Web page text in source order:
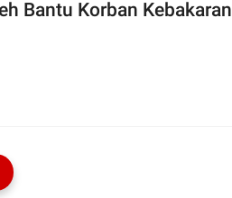
Bantu Korban Kebakaran